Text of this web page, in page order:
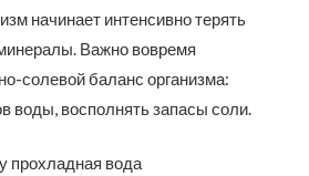
начинает интенсивно терять
Важно вовремя
солевой баланс организма:
воды, восполнять запасы соли.